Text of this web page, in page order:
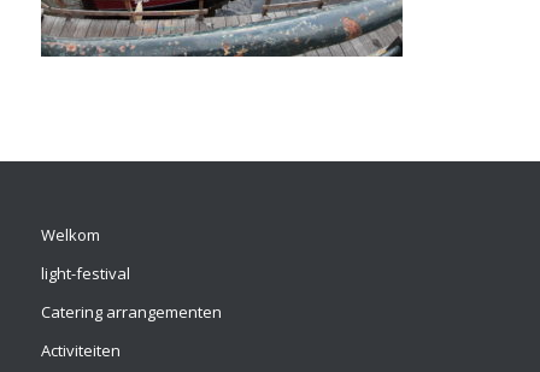
Welkom
light-festival
Catering arrangementen
Activiteiten